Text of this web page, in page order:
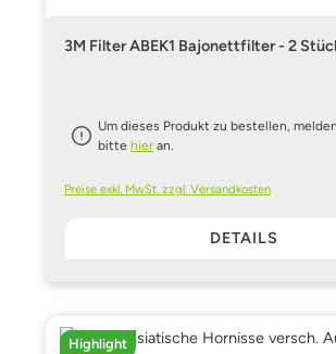
3M Filter ABEK1 Bajonettfilter - 2
Um dieses Produkt zu bestellen,
bitte hier an.
Preise exkl. MwSt. zzgl. Versandkosten
DETAILS
Highlight